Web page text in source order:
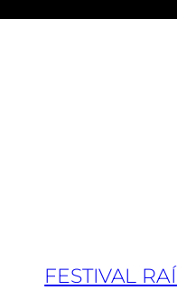
FESTIVAL